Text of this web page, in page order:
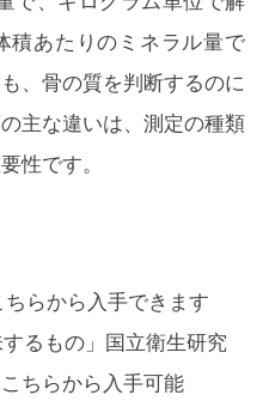
積あたりのミネラル量で
、骨の質を判断するのに
主な違いは、測定の種類
性です。
らから入手できます
るもの」国立衛生研究
ちらから入手可能